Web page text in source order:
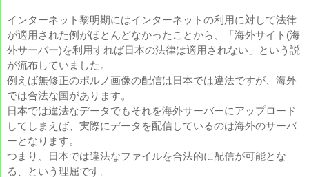
インターネット黎明期にはインターネットの利用に対して法律
が適用された例がほとんどなかったことから、「海外サイト(海
外サーバー)を利用すれば日本の法律は適用されない」という説
が流布していました。
例えば無修正のポルノ画像の配信は日本では違法ですが、海外
では合法な国があります。
日本では違法なデータでもそれを海外サーバーにアップロード
してしまえば、実際にデータを配信しているのは海外のサーバ
ーとなります。
つまり、日本では違法なファイルを合法的に配信が可能とな
る、という理屈です。